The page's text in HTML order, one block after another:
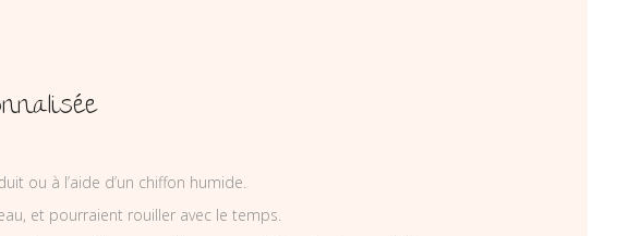
ou à l’aide d’un chiffon humide.
et pourraient rouiller avec le temps.